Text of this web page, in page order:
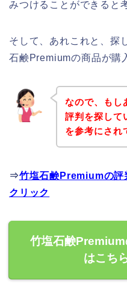
みつけることができると
そして、あれこれと、探
石鹸Premiumの商品が購
なので、もし
評判を探して
を参考にされ
⇒竹塩石鹸Premiumの評
クリック
竹塩石鹸
はこち